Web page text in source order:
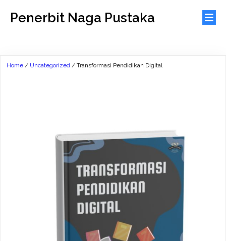
Penerbit Naga Pustaka
Home / Uncategorized / Transformasi Pendidikan Digital